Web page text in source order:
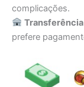
complicações.
prefere